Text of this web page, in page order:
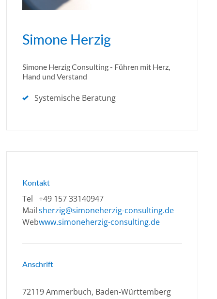
Simone Herzig
Simone Herzig Consulting - Führen mit Herz,
Hand und Verstand
Systemische Beratung
Kontakt
Tel +49 157 33140947
Mailsherzig@simoneherzig-consulting.de
Webwww.simoneherzig-consulting.de
Anschrift
72119 Ammerbuch, Baden-Württemberg